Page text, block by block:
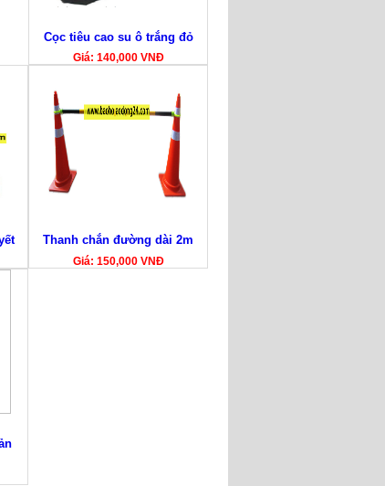
Cọc tiêu cao su ô trắng đỏ
Giá: 140,000 VNĐ
Thanh chắn đường dài 2m
Giá: 150,000 VNĐ